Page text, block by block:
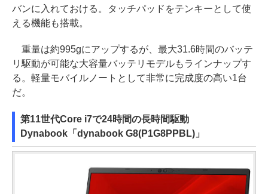
バンに入れておける。タッチパッドをテンキーとして使
える機能も搭載。
重量は約995gにアップするが、最大31.6時間のバッテ
リ駆動が可能な大容量バッテリモデルもラインナップす
る。軽量モバイルノートとして非常に完成度の高い1台
だ。
第11世代Core i7で24時間の長時間駆動
Dynabook「dynabook G8(P1G8PPBL)」